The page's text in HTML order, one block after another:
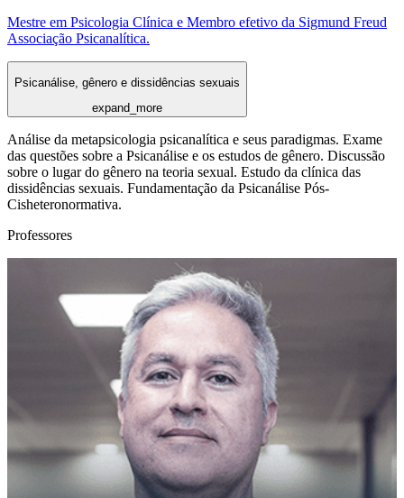
Mestre em Psicologia Clínica e Membro efetivo da Sigmund Freud
Associação Psicanalítica.
Psicanálise, gênero e dissidências sexuais
expand_more
Análise da metapsicologia psicanalítica e seus paradigmas. Exame
das questões sobre a Psicanálise e os estudos de gênero. Discussão
sobre o lugar do gênero na teoria sexual. Estudo da clínica das
dissidências sexuais. Fundamentação da Psicanálise Pós-
Cisheteronormativa.
Professores